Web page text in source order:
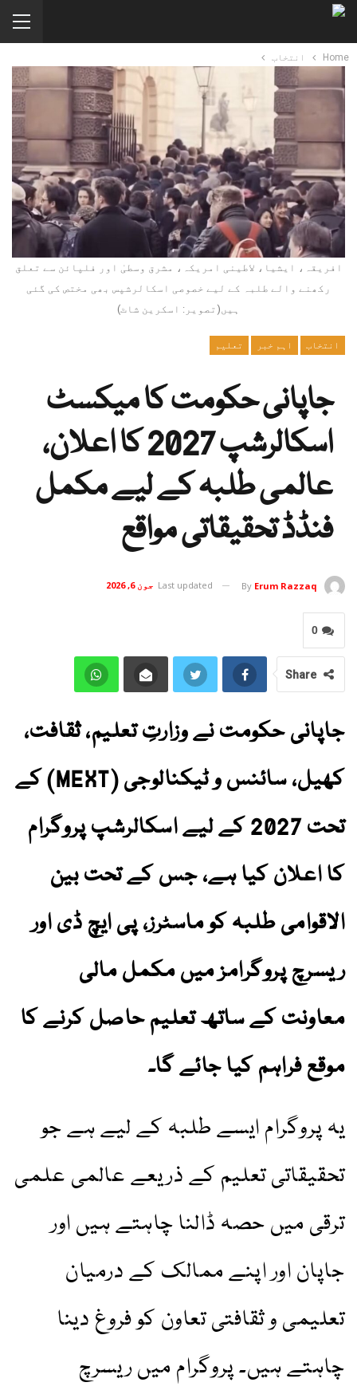
Home انتخاب
افریقہ، ایشیا، لاطینی امریکہ، مشرق وسطیٰ اور فلپائن سے تعلق
رکھنے والے طلبہ کے لیے خصوصی اسکالرشپس بھی مختص کی گئی
ہیں(تصویر: اسکرین شاٹ)
انتخاب اہم خبر تعلیم
جاپانی حکومت کا میکسٹ
اسکالرشپ 2027 کا اعلان،
عالمی طلبہ کے لیے مکمل
فنڈڈ تحقیقاتی مواقع
By Erum Razzaq
Last updated جون 6, 2026
0
Share
جاپانی حکومت نے وزارتِ تعلیم، ثقافت،
کھیل، سائنس و ٹیکنالوجی (MEXT) کے
تحت 2027 کے لیے اسکالرشپ پروگرام
کا اعلان کیا ہے، جس کے تحت بین
الاقوامی طلبہ کو ماسٹرز، پی ایچ ڈی اور
ریسرچ پروگرامز میں مکمل مالی
معاونت کے ساتھ تعلیم حاصل کرنے کا
موقع فراہم کیا جائے گا۔
یہ پروگرام ایسے طلبہ کے لیے ہے جو
تحقیقاتی تعلیم کے ذریعے عالمی علمی
ترقی میں حصہ ڈالنا چاہتے ہیں اور
جاپان اور اپنے ممالک کے درمیان
تعلیمی و ثقافتی تعاون کو فروغ دینا
چاہتے ہیں۔ پروگرام میں ریسرچ